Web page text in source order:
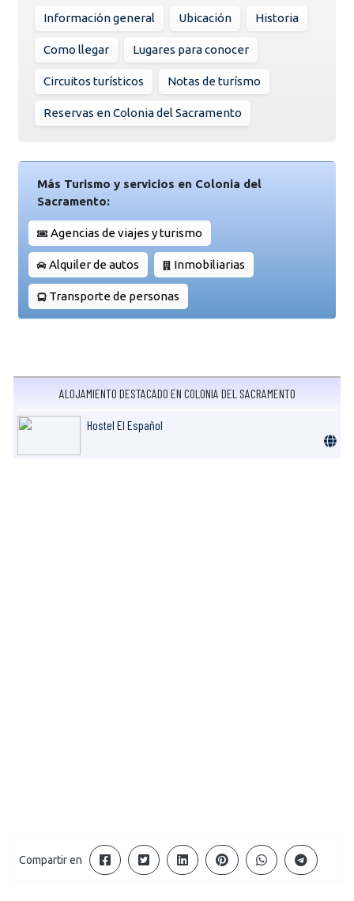
Información general Ubicación Historia
Como llegar Lugares para conocer
Circuitos turísticos Notas de turísmo
Reservas en Colonia del Sacramento
Más Turismo y servicios en Colonia del
Sacramento:
Agencias de viajes y turismo
Alquiler de autos Inmobiliarias
Transporte de personas
ALOJAMIENTO DESTACADO EN COLONIA DEL SACRAMENTO
Hostel El Español
Compartir en